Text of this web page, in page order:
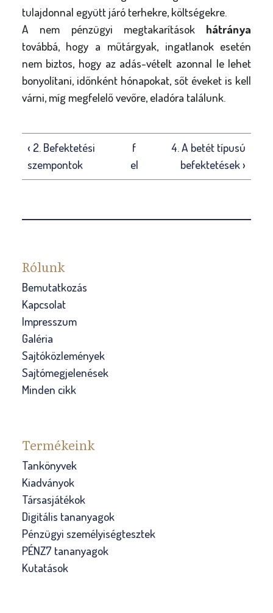
tulajdonnal együtt járó terhekre, költségekre.
A nem pénzügyi megtakarítások hátránya
továbbá, hogy a műtárgyak, ingatlanok esetén
nem biztos, hogy az adás-vételt azonnal le lehet
bonyolítani, időnként hónapokat, sőt éveket is kell
várni, míg megfelelő vevőre, eladóra találunk.
‹ 2. Befektetési
szempontok
f
el
4. A betét típusú
befektetések ›
Rólunk
Bemutatkozás
Kapcsolat
Impresszum
Galéria
Sajtóközlemények
Sajtómegjelenések
Minden cikk
Termékeink
Tankönyvek
Kiadványok
Társasjátékok
Digitális tananyagok
Pénzügyi személyiségtesztek
PÉNZ7 tananyagok
Kutatások